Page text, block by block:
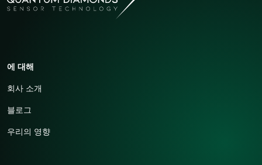
에 대해
회사 소개
블로그
우리의 영향